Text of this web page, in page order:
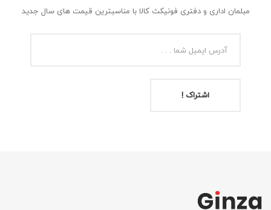
مبلمان اداری و دفتری فونیکث کالا با مناسبترین قیمت های سال جدید
اشتراک !